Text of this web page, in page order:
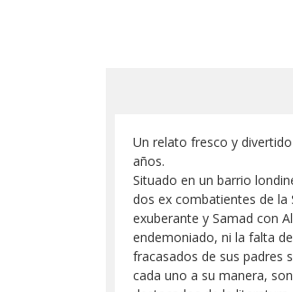
Un relato fresco y
años.
Situado en un barrio
dos ex combatientes de la
exuberante y Samad con
endemoniado, ni la falta
fracasados de sus padres
cada uno a su manera,